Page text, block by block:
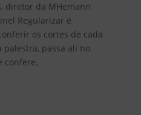
diretor da MHemann
Regularizar é
os cortes de cada
palestra, passa ali no
confere.